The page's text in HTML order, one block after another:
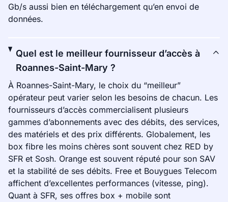
Gb/s aussi bien en téléchargement qu’en envoi de
données.
Quel est le meilleur fournisseur d’accès à
Roannes-Saint-Mary ?
À Roannes-Saint-Mary, le choix du “meilleur”
opérateur peut varier selon les besoins de chacun. Les
fournisseurs d’accès commercialisent plusieurs
gammes d’abonnements avec des débits, des services,
des matériels et des prix différents. Globalement, les
box fibre les moins chères sont souvent chez RED by
SFR et Sosh. Orange est souvent réputé pour son SAV
et la stabilité de ses débits. Free et Bouygues Telecom
affichent d’excellentes performances (vitesse, ping).
Quant à SFR, ses offres box + mobile sont